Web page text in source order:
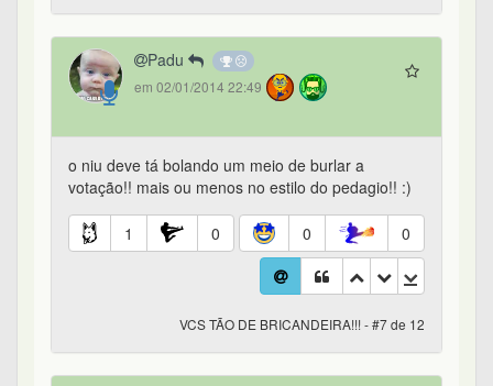
Padu
em 02/01/2014 22:49
o niu deve tá bolando um meio de burlar a
votação!! mais ou menos no estilo do pedagio!! :)
1 0 0 0
VCS TÃO DE BRICANDEIRA!!! - #7 de 12